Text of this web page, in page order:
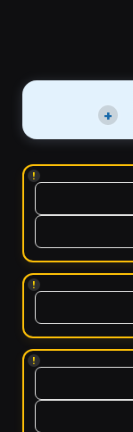
+
!
!
!